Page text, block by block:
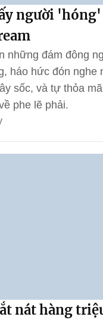
người
những đám đông
háo hức đón nghe
sốc, và tự thỏa
phe lẽ phải.
nát hàng